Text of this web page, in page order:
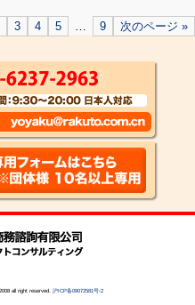
3 4 5 9 次のページ »
all right reserved. 沪ICP备09072581号-2